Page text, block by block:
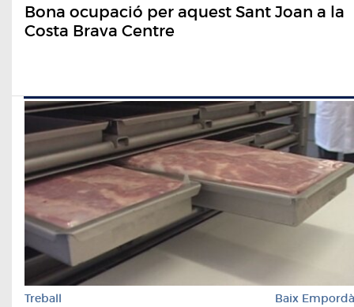
Bona ocupació per aquest Sant Joan a la
Costa Brava Centre
Treball Baix Empordà